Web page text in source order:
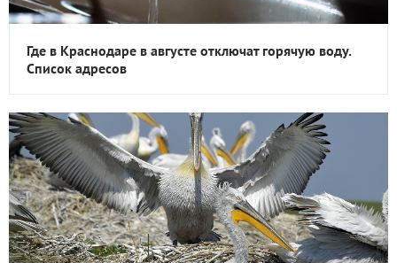
Где в Краснодаре в августе отключат горячую воду.
Список адресов